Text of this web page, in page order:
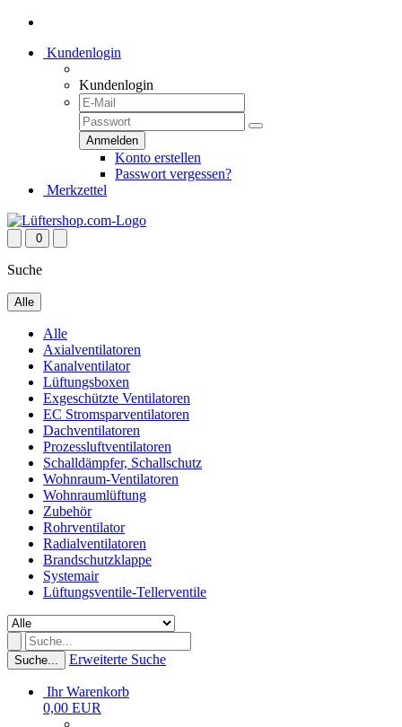
Kundenlogin
Kundenlogin
Konto erstellen
Passwort vergessen?
Merkzettel
0
Suche
Alle
Alle
Axialventilatoren
Kanalventilator
Lüftungsboxen
Exgeschützte Ventilatoren
EC Stromsparventilatoren
Dachventilatoren
Prozessluftventilatoren
Schalldämpfer, Schallschutz
Wohnraum-Ventilatoren
Wohnraumlüftung
Zubehör
Rohrventilator
Radialventilatoren
Brandschutzklappe
Systemair
Lüftungsventile-Tellerventile
Suche... Erweiterte Suche
Ihr Warenkorb
0,00 EUR